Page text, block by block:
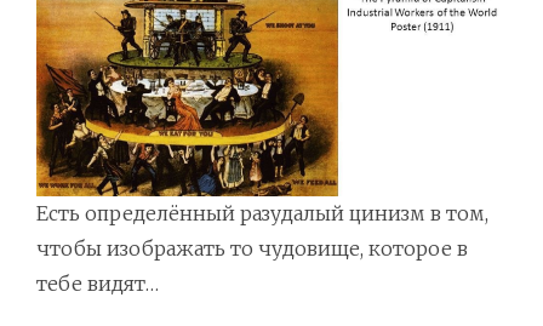
Есть определённый разудалый цинизм в том,
чтобы изображать то чудовище, которое в
тебе видят…